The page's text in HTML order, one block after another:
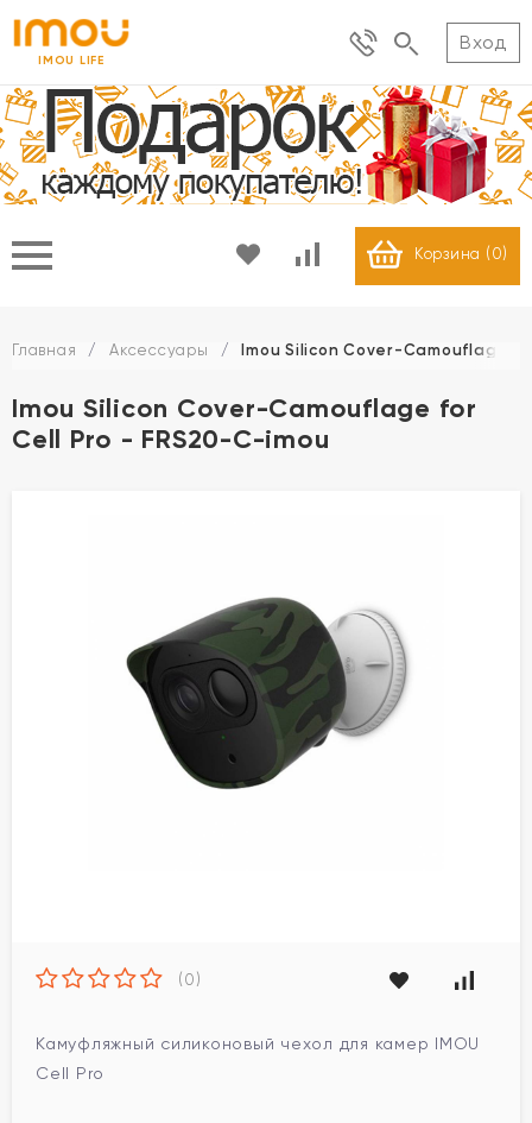
IMOU LIFE
Вход
Корзина ( 0)
Главная / Аксессуары / Imou Silicon Cover-Camouflage
Imou Silicon Cover-Camouflage for
Cell Pro - FRS20-C-imou
(0)
Камуфляжный силиконовый чехол для камер IMOU
Cell Pro